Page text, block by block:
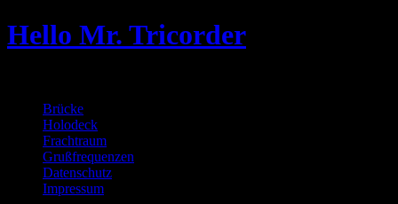
Skip
to
Hello Mr. Tricorder
Brücke
Holodeck
Frachtraum
Grußfrequenzen
Datenschutz
Impressum